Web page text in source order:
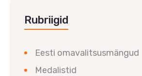
Rubriigid
Eesti omavalitsusmängud
Medalistid